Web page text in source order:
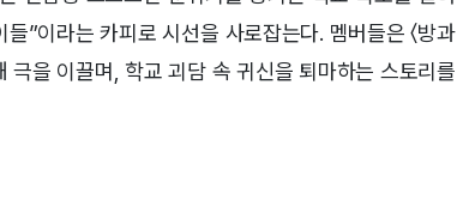
”이라는 카피로 시선을 사로잡는다. 멤버들은 〈방과
극을 이끌며, 학교 괴담 속 귀신을 퇴마하는 스토리를